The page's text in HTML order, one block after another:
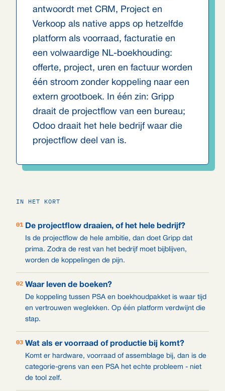
antwoordt met CRM, Project en
Verkoop als native apps op hetzelfde
platform als voorraad, facturatie en
een volwaardige NL-boekhouding:
offerte, project, uren en factuur worden
één stroom zonder koppeling naar een
extern grootboek. In één zin: Gripp
draait de projectflow van een bureau;
Odoo draait het hele bedrijf waar die
projectflow deel van is.
IN HET KORT
01 De projectflow draaien, of het hele bedrijf?
Is de projectflow de hele ambitie, dan doet Gripp dat
prima. Zodra de rest van het bedrijf moet bijblijven,
worden de koppelingen de pijn.
02 Waar leven de boeken?
De koppeling tussen PSA en boekhoudpakket is waar tijd
en vertrouwen weglekken. Op één platform verdwijnt die
stap.
03 Wat als er voorraad of productie bij komt?
Komt er hardware, voorraad of assemblage bij, dan is de
categorie-grens van een PSA het echte probleem - niet
de tool zelf.